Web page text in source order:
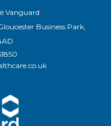
Vanguard
Business Park,